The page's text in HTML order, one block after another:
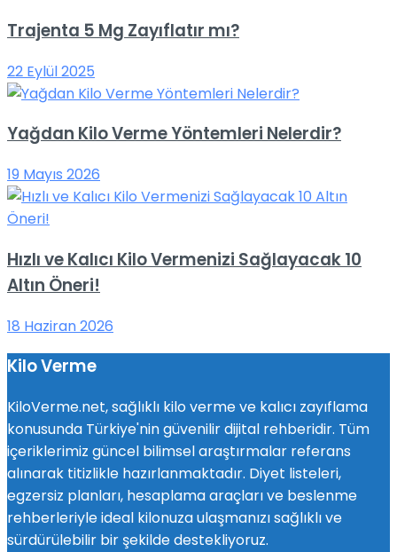
Trajenta 5 Mg Zayıflatır mı?
22 Eylül 2025
Yağdan Kilo Verme Yöntemleri Nelerdir?
19 Mayıs 2026
Hızlı ve Kalıcı Kilo Vermenizi Sağlayacak 10
Altın Öneri!
18 Haziran 2026
Kilo Verme
KiloVerme.net, sağlıklı kilo verme ve kalıcı zayıflama
konusunda Türkiye'nin güvenilir dijital rehberidir. Tüm
içeriklerimiz güncel bilimsel araştırmalar referans
alınarak titizlikle hazırlanmaktadır. Diyet listeleri,
egzersiz planları, hesaplama araçları ve beslenme
rehberleriyle ideal kilonuza ulaşmanızı sağlıklı ve
sürdürülebilir bir şekilde destekliyoruz.